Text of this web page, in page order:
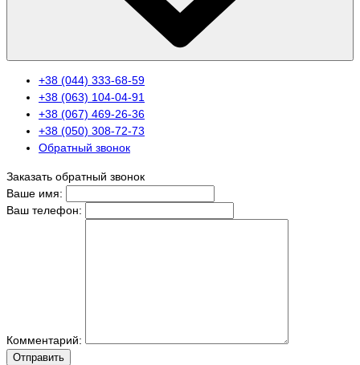
+38 (044) 333-68-59
+38 (063) 104-04-91
+38 (067) 469-26-36
+38 (050) 308-72-73
Обратный звонок
Заказать обратный звонок
Ваше имя:
Ваш телефон:
Комментарий:
Отправить